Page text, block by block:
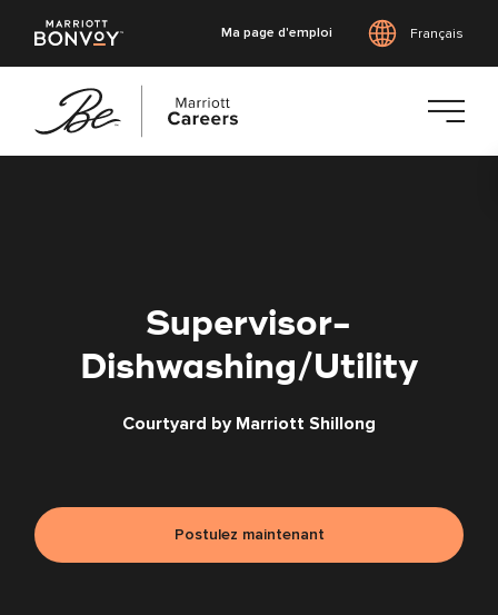
Ma page d'emploi Français
Supervisor-
Dishwashing/Utility
Courtyard by Marriott Shillong
Postulez maintenant